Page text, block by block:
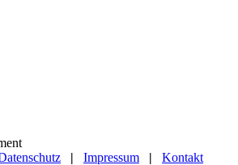
| Impressum | Kontakt